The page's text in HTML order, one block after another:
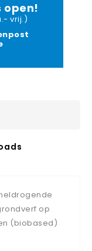
open!
vrij.)
op
(biobased)